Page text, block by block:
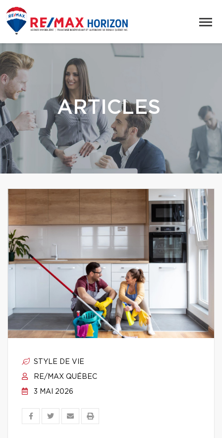
ARTICLES
STYLE DE VIE
RE/MAX QUÉBEC
3 MAI 2026